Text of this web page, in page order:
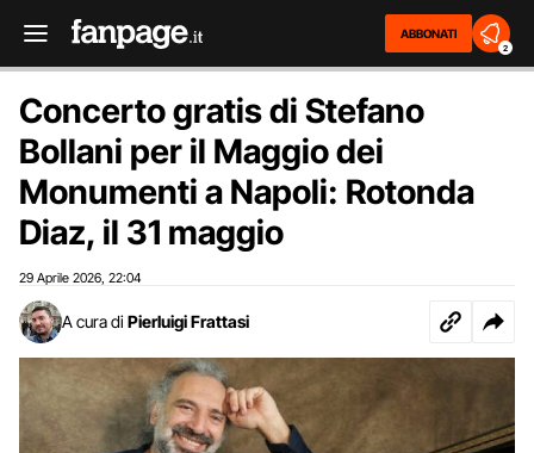
ABBONATI
2
Concerto gratis di Stefano
Bollani per il Maggio dei
Monumenti a Napoli: Rotonda
Diaz, il 31 maggio
29 Aprile 2026 22:04
A cura di Pierluigi Frattasi